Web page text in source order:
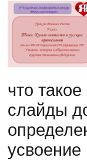
что
слайды